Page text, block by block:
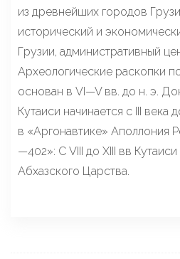
из древнейших городов
исторический и
Грузии, административный
Археологические раскопки
основан в VI—V вв. до н. э.
Кутаиси начинается с III века
в «Аргонавтике» Аполлония
—402»: С VIII до XIII вв
Абхазского Царства.